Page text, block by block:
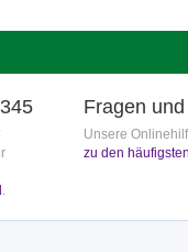
.
Fragen
Unsere
zu den